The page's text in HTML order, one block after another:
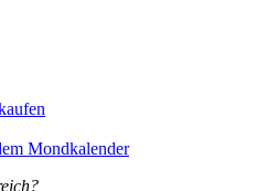
Mondkalender